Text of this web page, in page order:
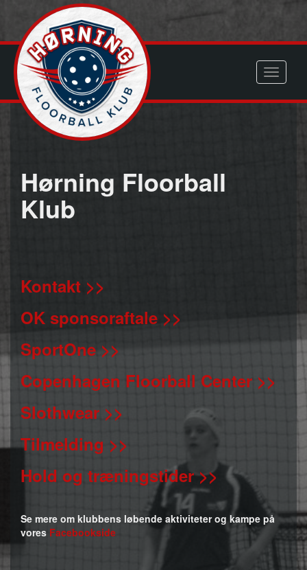
Toggle
Hørning Floorball
Klub
Kontakt >>
OK sponsoraftale >>
SportOne >>
Copenhagen Floorball Center >>
Slothwear >>
Tilmelding >>
Hold og træningstider >>
Se mere om klubbens løbende aktiviteter og kampe på
vores Facebookside